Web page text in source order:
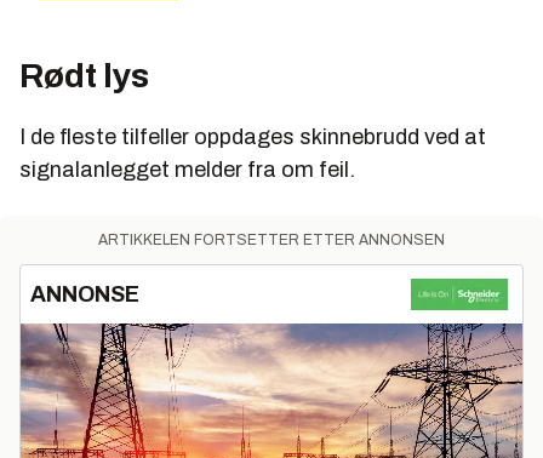
Rødt lys
I de fleste tilfeller oppdages skinnebrudd ved at
signalanlegget melder fra om feil.
ARTIKKELEN FORTSETTER ETTER ANNONSEN
ANNONSE